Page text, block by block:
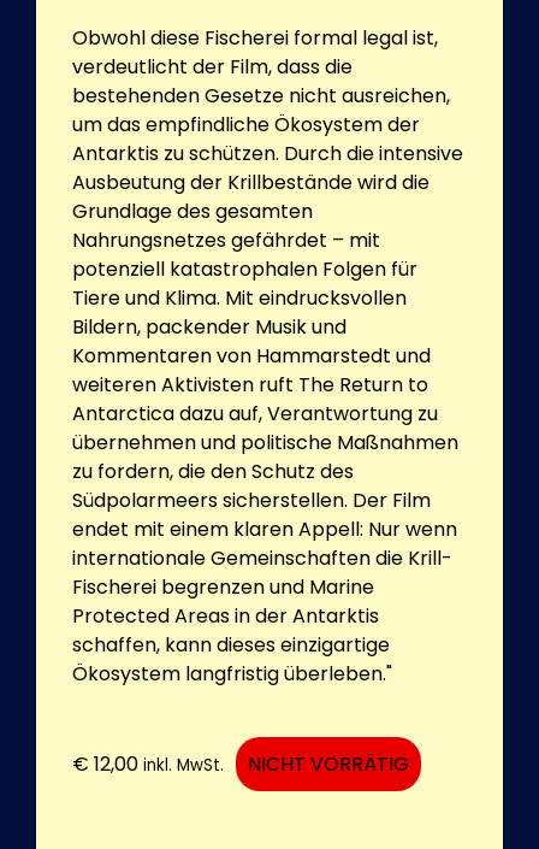
Obwohl diese Fischerei formal legal ist,
verdeutlicht der Film, dass die
bestehenden Gesetze nicht ausreichen,
um das empfindliche Ökosystem der
Antarktis zu schützen. Durch die intensive
Ausbeutung der Krillbestände wird die
Grundlage des gesamten
Nahrungsnetzes gefährdet – mit
potenziell katastrophalen Folgen für
Tiere und Klima. Mit eindrucksvollen
Bildern, packender Musik und
Kommentaren von Hammarstedt und
weiteren Aktivisten ruft The Return to
Antarctica dazu auf, Verantwortung zu
übernehmen und politische Maßnahmen
zu fordern, die den Schutz des
Südpolarmeers sicherstellen. Der Film
endet mit einem klaren Appell: Nur wenn
internationale Gemeinschaften die Krill-
Fischerei begrenzen und Marine
Protected Areas in der Antarktis
schaffen, kann dieses einzigartige
Ökosystem langfristig überleben."
€ 12,00 inkl. MwSt. NICHT VORRÄTIG